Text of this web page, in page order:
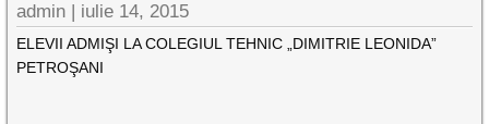
admin | iulie 14, 2015
ELEVII ADMIŞI LA COLEGIUL TEHNIC „DIMITRIE LEONIDA”
PETROŞANI